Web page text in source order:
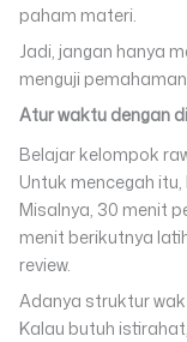
paham materi.
Jadi, jangan hanya
menguji
Atur waktu dengan
Belajar kelompok
Untuk mencegah
Misalnya, 30 menit
menit berikutnya
review.
Adanya struktur
Kalau butuh